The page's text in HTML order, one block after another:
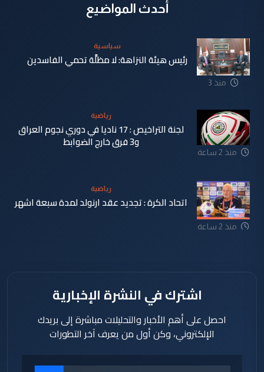
أحدث المواضيع
منذ 3
سياسية
رئيس هيئة النزاهة: لا مظلَّة تحمي الفاسدين
منذ 2 ساعة
رياضية
لجنة التراخيص : 17 ناديا في دوري نجوم العراق
و3 فرق خارج الضوابط
منذ 2 ساعة
رياضية
اتحاد الكرة : تجديد عقد ارنولد لمدة سبعة اشهر
اشترك في النشرة الإخبارية
احصل على أهم الأخبار والتحليلات مباشرة إلى بريدك
الإلكتروني، وكن أول من يعرف آخر التطورات